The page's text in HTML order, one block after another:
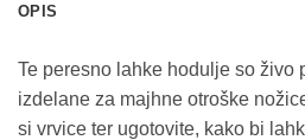
OPIS
Te peresno lahke hodulje so živo
izdelane za majhne otroške
si vrvice ter ugotovite, kako bi